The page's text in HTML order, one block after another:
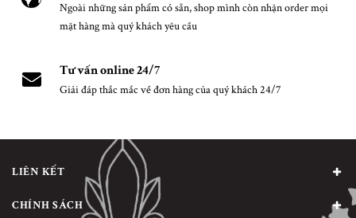
Ngoài những sản phẩm có sẵn, shop mình còn nhận order mọi
mặt hàng mà quý khách yêu cầu
Tư vấn online 24/7
Giải đáp thắc mắc về đơn hàng của quý khách 24/7
LIÊN KẾT
CHÍNH SÁCH